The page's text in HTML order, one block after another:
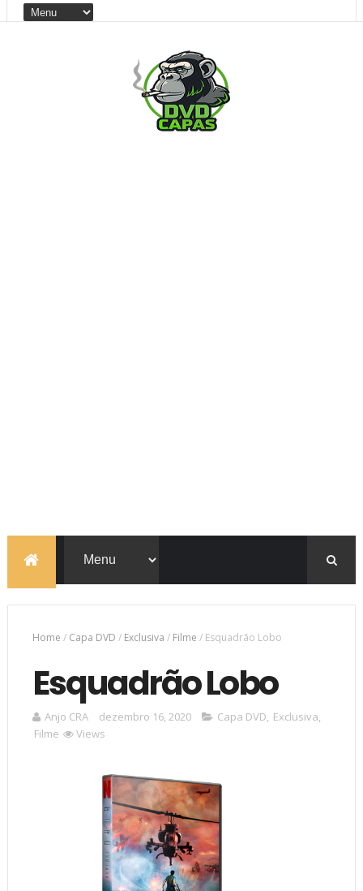
Home / Capa DVD / Exclusiva / Filme / Esquadrão Lobo
Esquadrão Lobo
Anjo CRA dezembro 16, 2020 Capa DVD, Exclusiva,
Filme
Views